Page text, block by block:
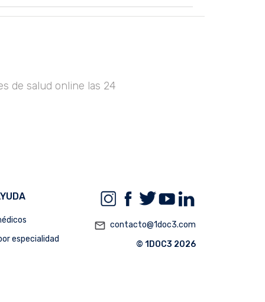
de salud online las 24
especialidad
mail_outline contacto@1doc3.com
© 1DOC3 2026